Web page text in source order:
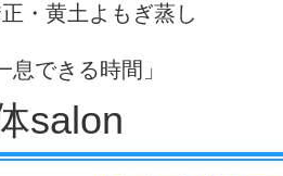
・黄土よもぎ蒸し
できる時間」
salon